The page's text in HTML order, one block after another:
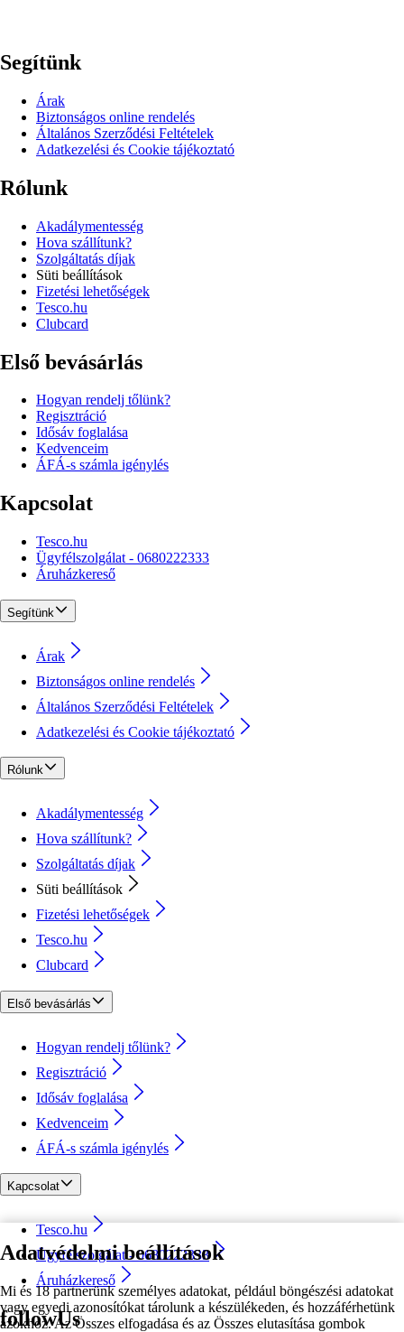
Adatvédelmi beállítások
Mi és 18 partnerünk személyes adatokat, például böngészési adatokat
vagy egyedi azonosítókat tárolunk a készülékeden, és hozzáférhetünk
azokhoz. Az Összes elfogadása és az Összes elutasítása gombok
Segítünk
Árak
Biztonságos online rendelés
Általános Szerződési Feltételek
Adatkezelési és Cookie tájékoztató
Rólunk
Akadálymentesség
Hova szállítunk?
Szolgáltatás díjak
Süti beállítások
Fizetési lehetőségek
Tesco.hu
Clubcard
Első bevásárlás
Hogyan rendelj tőlünk?
Regisztráció
Idősáv foglalása
Kedvenceim
ÁFÁ-s számla igénylés
Kapcsolat
Tesco.hu
Ügyfélszolgálat - 0680222333
Áruházkereső
Segítünk
Árak
Biztonságos online rendelés
Általános Szerződési Feltételek
Adatkezelési és Cookie tájékoztató
Rólunk
Akadálymentesség
Hova szállítunk?
Szolgáltatás díjak
Süti beállítások
Fizetési lehetőségek
Tesco.hu
Clubcard
Első bevásárlás
Hogyan rendelj tőlünk?
Regisztráció
Idősáv foglalása
Kedvenceim
ÁFÁ-s számla igénylés
Kapcsolat
Tesco.hu
Ügyfélszolgálat - 0680222333
Áruházkereső
followUs